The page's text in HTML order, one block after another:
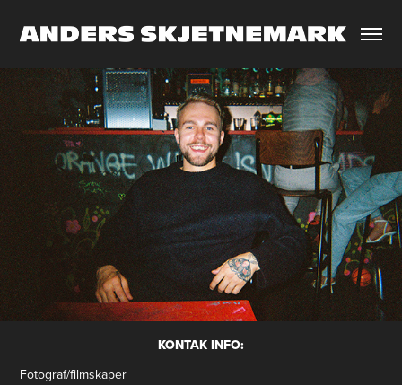
KONTAK INFO:
Fotograf/filmskaper